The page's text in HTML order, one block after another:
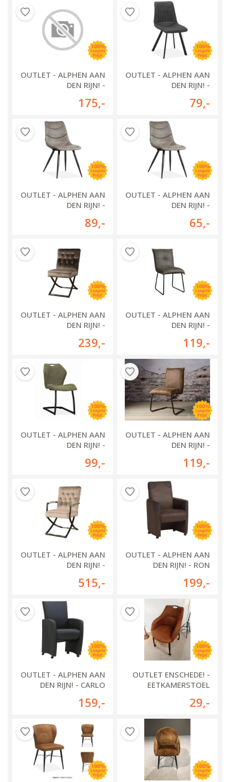
OUTLET - ALPHEN AAN
DEN RIJN! -
COMFY
175,-
OUTLET - ALPHEN AAN
DEN RIJN! -
PLUTO
79,-
OUTLET - ALPHEN AAN
DEN RIJN! -
MALDEN
89,-
OUTLET - ALPHEN AAN
DEN RIJN! -
CRAZY
65,-
OUTLET - ALPHEN AAN
DEN RIJN! -
BLOKHUIZEN
239,-
OUTLET - ALPHEN AAN
DEN RIJN! -
119,-
OUTLET - ALPHEN AAN
DEN RIJN! -
99,-
OUTLET - ALPHEN AAN
DEN RIJN! -
PUTTEN
119,-
OUTLET - ALPHEN AAN
DEN RIJN! -
LEENS
515,-
OUTLET - ALPHEN AAN
DEN RIJN! - RON
HANDGREEP
199,-
OUTLET - ALPHEN AAN
DEN RIJN! - CARLO
159,-
OUTLET ENSCHEDE! -
EETKAMERSTOEL
29,-